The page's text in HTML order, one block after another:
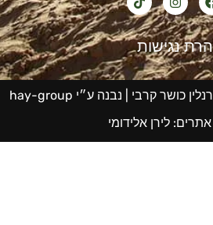
נגישות
כושר קרבי |
נבנה ע״י hay-group
אתרים: לירן אלידומי